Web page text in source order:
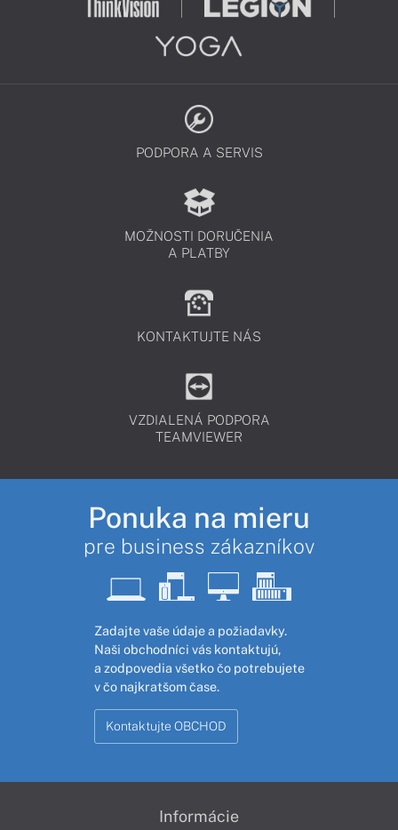
PODPORA A SERVIS
MOŽNOSTI DORUČENIA
A PLATBY
KONTAKTUJTE NÁS
VZDIALENÁ PODPORA
TEAMVIEWER
Ponuka na mieru
pre business zákazníkov
Zadajte vaše údaje a požiadavky.
Naši obchodníci vás kontaktujú,
a zodpovedia všetko čo potrebujete
v čo najkratšom čase.
Kontaktujte OBCHOD
Informácie